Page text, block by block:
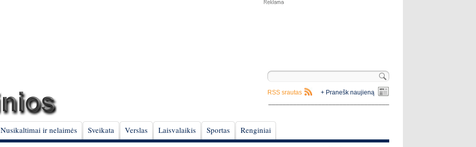
+ Pranešk naujieną
RSS srautas
Nusikaltimai ir nelaimės Sveikata Verslas Laisvalaikis Sportas Renginiai